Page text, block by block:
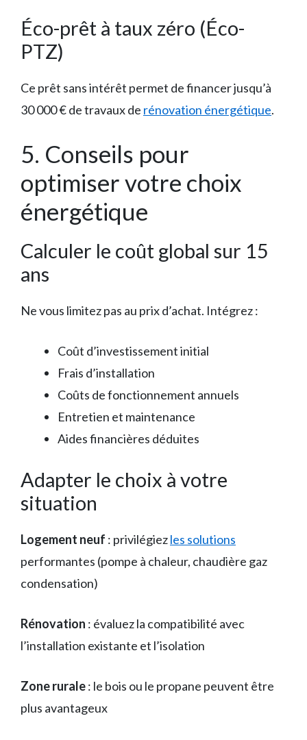
Éco-prêt à taux zéro (Éco-
PTZ)
Ce prêt sans intérêt permet de financer jusqu’à
30 000 € de travaux de rénovation énergétique.
5. Conseils pour
optimiser votre choix
énergétique
Calculer le coût global sur 15
ans
Ne vous limitez pas au prix d’achat. Intégrez :
Coût d’investissement initial
Frais d’installation
Coûts de fonctionnement annuels
Entretien et maintenance
Aides financières déduites
Adapter le choix à votre
situation
Logement neuf : privilégiezles solutions
performantes (pompe à chaleur, chaudière gaz
condensation)
Rénovation : évaluez la compatibilité avec
l’installation existante et l’isolation
Zone rurale: le bois ou le propane peuvent être
plus avantageux